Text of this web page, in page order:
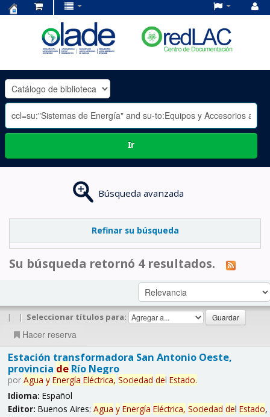
OLADE
-
Ir
Búsqueda avanzada
Refinar su búsqueda
Su búsqueda retornó 4 resultados.
| | Seleccionar títulos para:
Hacer reserva
Estación transformadora San Antonio Oeste,
provincia deRío Negro
por Agua y Energía Eléctrica, Sociedad del Estado.
Idioma: Español
Editor: Buenos Aires: Agua y Energía Eléctrica, Sociedad del Estado,